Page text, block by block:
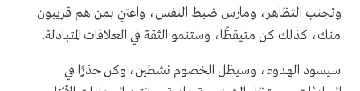
وتجنب التظاهر، ومارس ضبط النفس، واعتنِ بمن هم قريبون
منك، كذلك كن متيقظًا، وستنمو الثقة في العلاقات المتبادلة.
سيسود الهدوء، وسيظل الخصوم نشطين، وكن حذرًا في